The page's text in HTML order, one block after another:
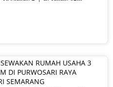
RUMAH USAHA 3
DI PURWOSARI RAYA
SEMARANG